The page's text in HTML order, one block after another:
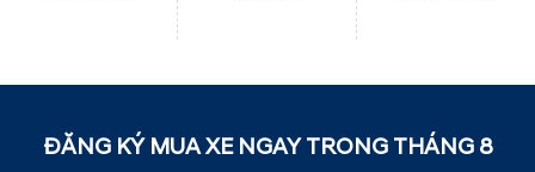
ĐĂNG KÝ MUA XE NGAY TRONG THÁNG 8